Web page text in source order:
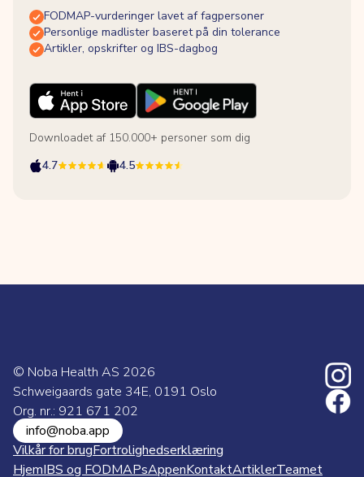
FODMAP-vurderinger lavet af fagpersoner
Personlige madlister baseret på din tolerance
Artikler, opskrifter og IBS-dagbog
Downloadet af 150.000+ personer som dig
4.7
4.5
© Noba Health AS 2026
Schweigaards gate 34E, 0191 Oslo
Org. nr.: 921 671 202
info@noba.app
Vilkår for brugFortrolighedserklæring
HjemIBS og FODMAPsAppenKontaktArtiklerTeamet